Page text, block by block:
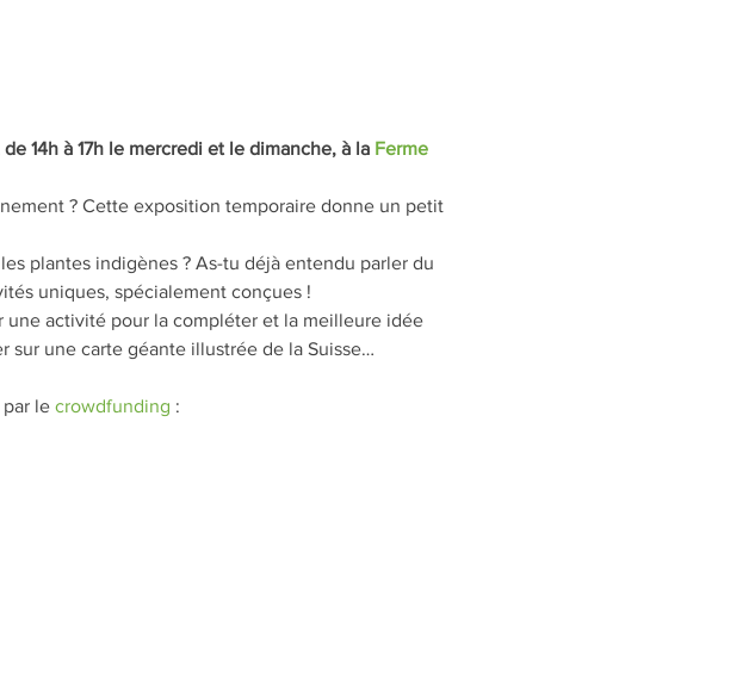
14h à 17h le mercredi et le dimanche, à la Ferme
? Cette exposition temporaire donne un petit
plantes indigènes ? As-tu déjà entendu parler du
uniques, spécialement conçues !
une activité pour la compléter et la meilleure idée
sur une carte géante illustrée de la Suisse…
le crowdfunding :